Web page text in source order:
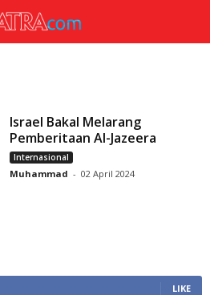
Israel Bakal Melarang
Pemberitaan Al-Jazeera
Internasional
Muhammad - 02 April 2024
LIKE